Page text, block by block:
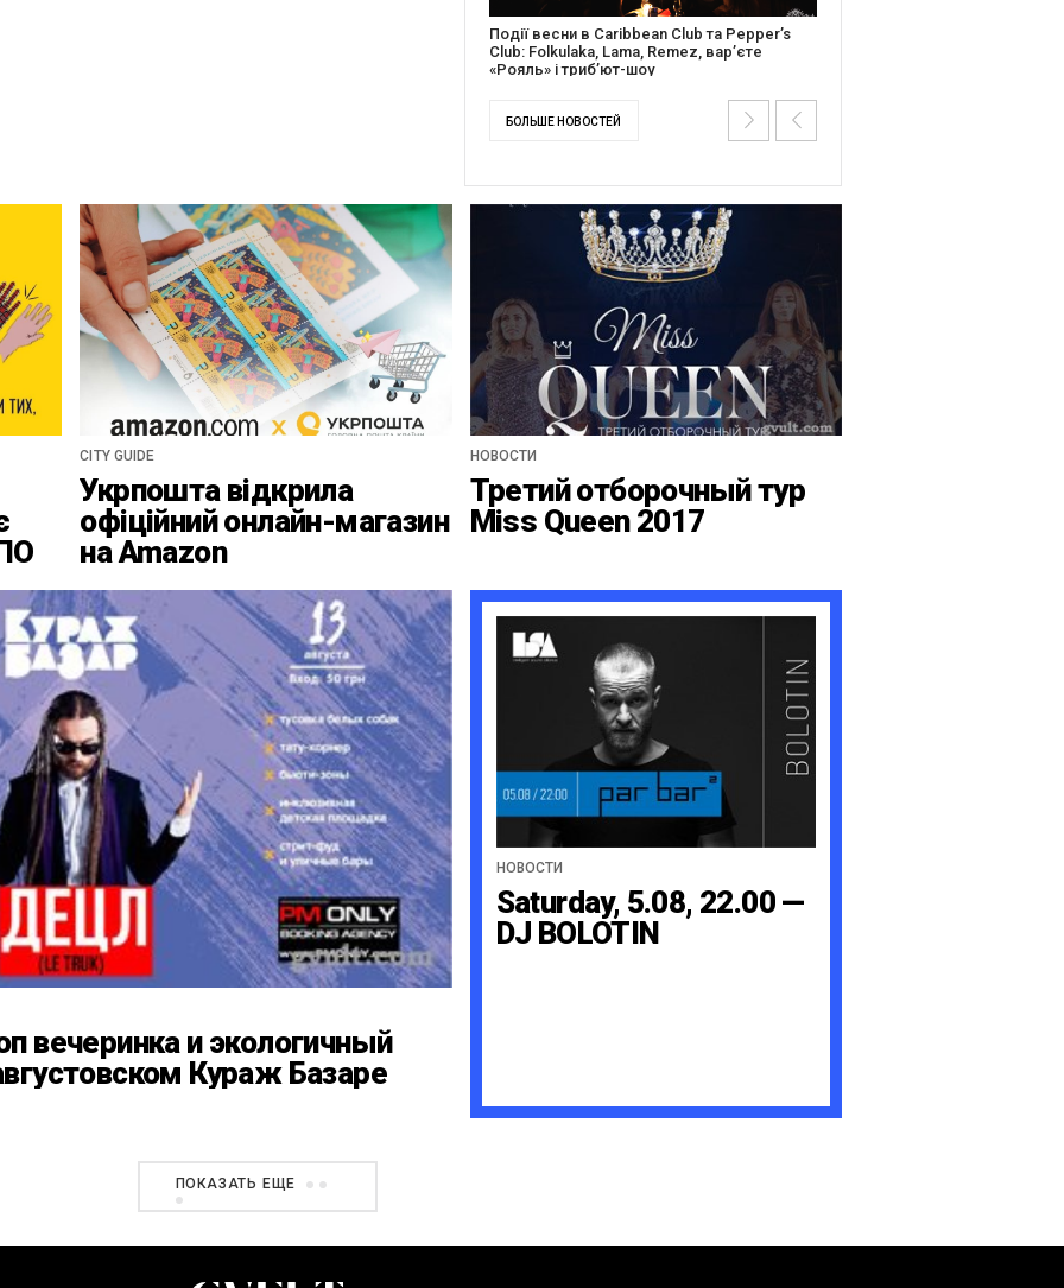
Документальний фільм “Будинок “Слово”
англійською покажуть в країнах Європи,
Канаді та США
БОЛЬШЕ НОВОСТЕЙ
CITY GUIDE
Укрпошта відкрила
офіційний онлайн-магазин
на Amazon
НОВОСТИ
Третий отборочный тур
Miss Queen 2017
вечеринка и экологичный
Кураж Базаре
НОВОСТИ
Saturday, 5.08, 22.00 —
DJ BOLOTIN
ПОКАЗАТЬ ЕЩЕ